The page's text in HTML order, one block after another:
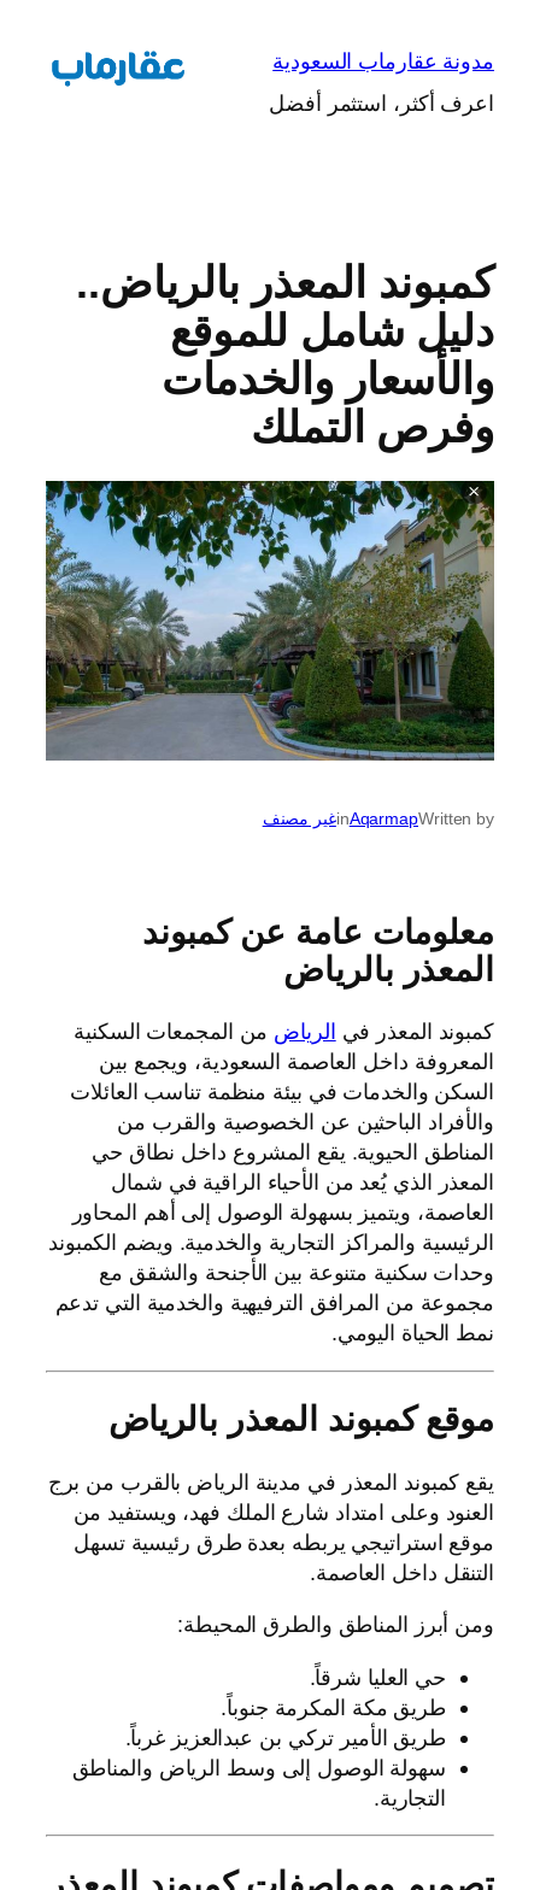
مدونة عقارماب السعودية
اعرف أكثر، استثمر أفضل
كمبوند المعذر بالرياض..
دليل شامل للموقع
والأسعار والخدمات
وفرص التملك
Written by
Aqarmap
inغير مصنف
معلومات عامة عن كمبوند
المعذر بالرياض
كمبوند المعذر في الرياض من المجمعات السكنية
المعروفة داخل العاصمة السعودية، ويجمع بين
السكن والخدمات في بيئة منظمة تناسب العائلات
والأفراد الباحثين عن الخصوصية والقرب من
المناطق الحيوية. يقع المشروع داخل نطاق حي
المعذر الذي يُعد من الأحياء الراقية في شمال
العاصمة، ويتميز بسهولة الوصول إلى أهم المحاور
الرئيسية والمراكز التجارية والخدمية. ويضم الكمبوند
وحدات سكنية متنوعة بين الأجنحة والشقق مع
مجموعة من المرافق الترفيهية والخدمية التي تدعم
نمط الحياة اليومي.
موقع كمبوند المعذر بالرياض
يقع كمبوند المعذر في مدينة الرياض بالقرب من برج
العنود وعلى امتداد شارع الملك فهد، ويستفيد من
موقع استراتيجي يربطه بعدة طرق رئيسية تسهل
التنقل داخل العاصمة.
ومن أبرز المناطق والطرق المحيطة:
حي العليا شرقاً.
طريق مكة المكرمة جنوباً.
طريق الأمير تركي بن عبدالعزيز غرباً.
سهولة الوصول إلى وسط الرياض والمناطق
التجارية.